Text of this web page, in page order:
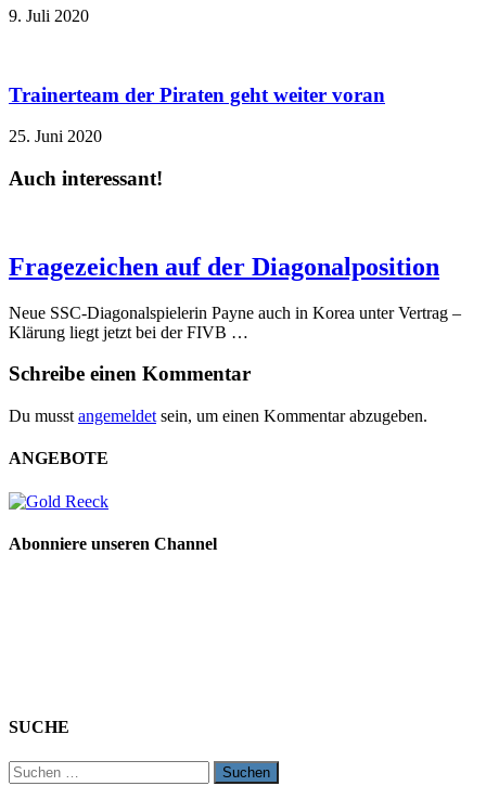
9. Juli 2020
Trainerteam der Piraten geht weiter voran
25. Juni 2020
Auch interessant!
Fragezeichen auf der Diagonalposition
Neue SSC-Diagonalspielerin Payne auch in Korea unter Vertrag –
Klärung liegt jetzt bei der FIVB …
Schreibe einen Kommentar
Du musst angemeldet sein, um einen Kommentar abzugeben.
ANGEBOTE
Abonniere unseren Channel
SUCHE
Suchen
nach: